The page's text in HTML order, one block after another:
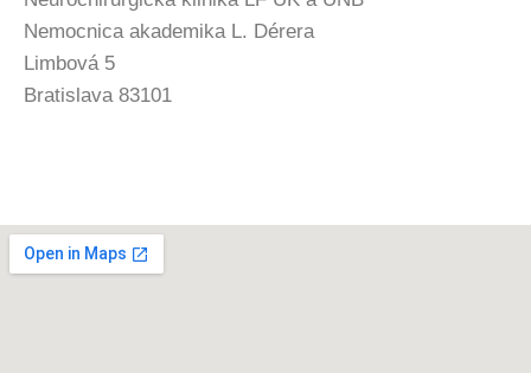
Nemocnica akademika L. Dérera
Limbová 5
Bratislava 83101